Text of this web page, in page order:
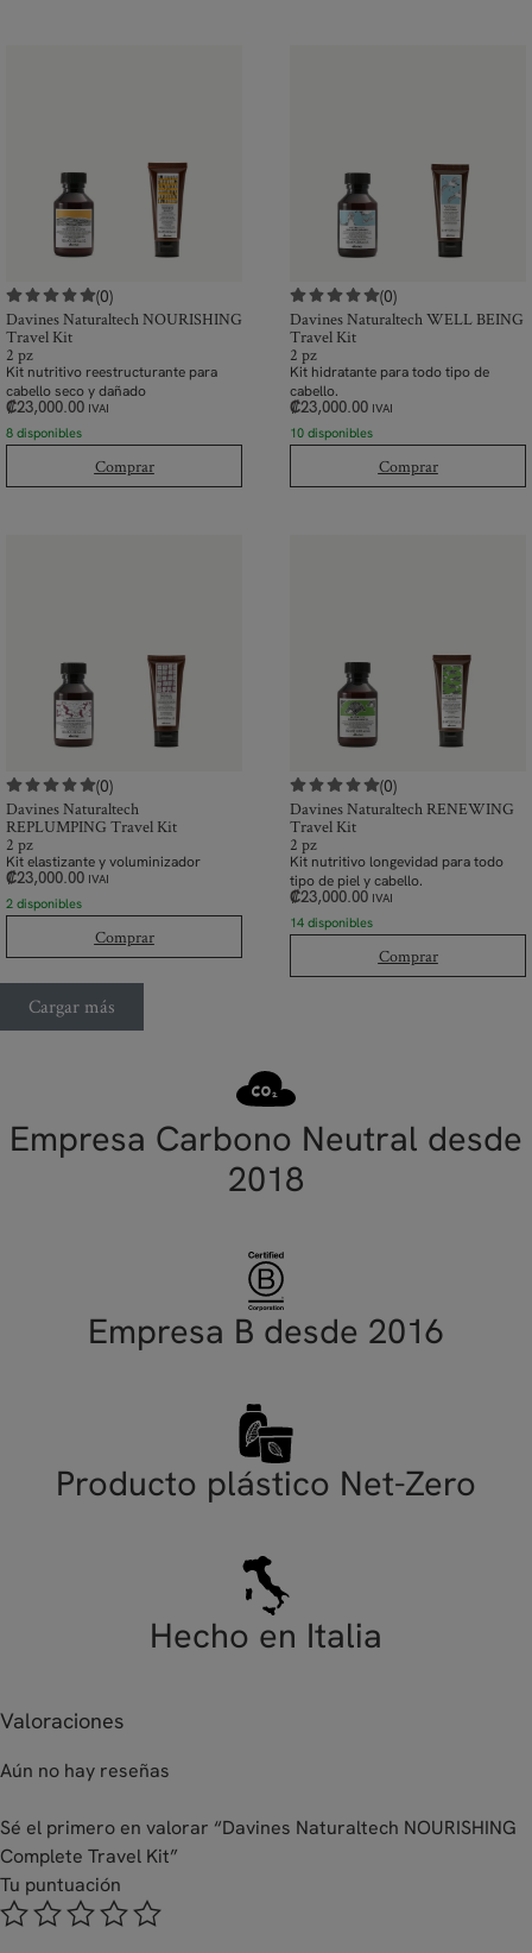
(0)
Davines Naturaltech NOURISHING
Travel Kit
2 pz
Kit nutritivo reestructurante para
cabello seco y dañado
₡23,000.00 IVAI
8 disponibles
Comprar
(0)
Davines Naturaltech WELL BEING
Travel Kit
2 pz
Kit hidratante para todo tipo de
cabello.
₡23,000.00 IVAI
10 disponibles
Comprar
(0)
Davines Naturaltech
REPLUMPING Travel Kit
2 pz
Kit elastizante y voluminizador
₡23,000.00 IVAI
2 disponibles
Comprar
(0)
Davines Naturaltech RENEWING
Travel Kit
2 pz
Kit nutritivo longevidad para todo
tipo de piel y cabello.
₡23,000.00 IVAI
14 disponibles
Comprar
Cargar más
Empresa Carbono Neutral desde
2018
Empresa B desde 2016
Producto plástico Net-Zero
Hecho en Italia
Valoraciones
Aún no hay reseñas
Sé el primero en valorar “Davines Naturaltech NOURISHING
Complete Travel Kit”
Tu puntuación